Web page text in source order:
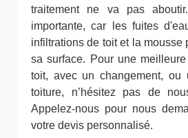
traitement ne va pas
importante, car les fuites
infiltrations de toit et la mousse
sa surface. Pour une
toit, avec un changement, ou
toiture, n’hésitez pas de
Appelez-nous pour nous
votre devis personnalisé.